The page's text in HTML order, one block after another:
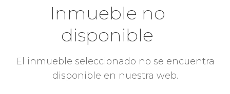
Inmueble no
disponible
El inmueble seleccionado no se encuentra
disponible en nuestra web.